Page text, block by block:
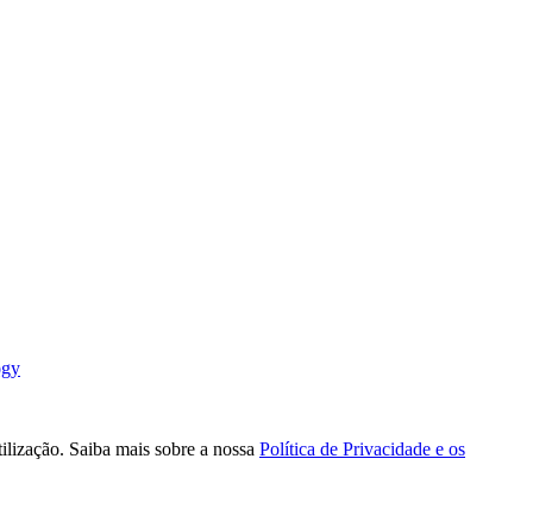
Saiba mais sobre a nossa Política de Privacidade e os